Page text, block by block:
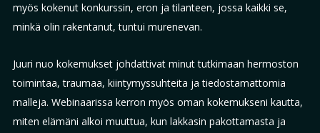
myös kokenut konkurssin, eron ja tilanteen, jossa kaikki se,
minkä olin rakentanut, tuntui murenevan.
Juuri nuo kokemukset johdattivat minut tutkimaan hermoston
toimintaa, traumaa, kiintymyssuhteita ja tiedostamattomia
malleja. Webinaarissa kerron myös oman kokemukseni kautta,
miten elämäni alkoi muuttua, kun lakkasin pakottamasta ja